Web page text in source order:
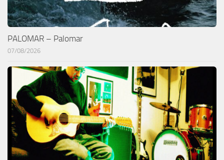
PALOMAR – Palomar
07/08/2026